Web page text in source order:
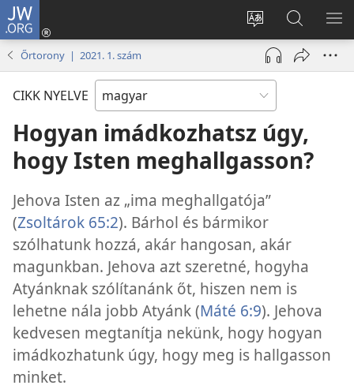
JW.ORG
Oldal
nyelvének
megváltoztatása
Bejelentkezés
(opens
window)
Keresés
a jw.org
honlapon
Őrtorony | 2021. 1. szám
CIKK NYELVE
Hogyan imádkozhatsz úgy,
hogy Isten meghallgasson?
Jehova Isten az „ima meghallgatója”
(Zsoltárok 65:2). Bárhol és bármikor
szólhatunk hozzá, akár hangosan, akár
magunkban. Jehova azt szeretné, hogyha
Atyánknak szólítanánk őt, hiszen nem is
lehetne nála jobb Atyánk (Máté 6:9). Jehova
kedvesen megtanítja nekünk, hogy hogyan
imádkozhatunk úgy, hogy meg is hallgasson
minket.